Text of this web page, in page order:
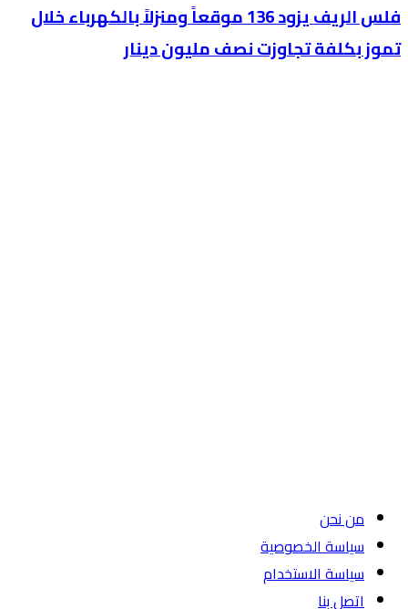
فلس الريف يزود 136 موقعاً ومنزلاً بالكهرباء خلال
تموز بكلفة تجاوزت نصف مليون دينار
من نحن
سياسة الخصوصية
سياسة الاستخدام
اتصل بنا